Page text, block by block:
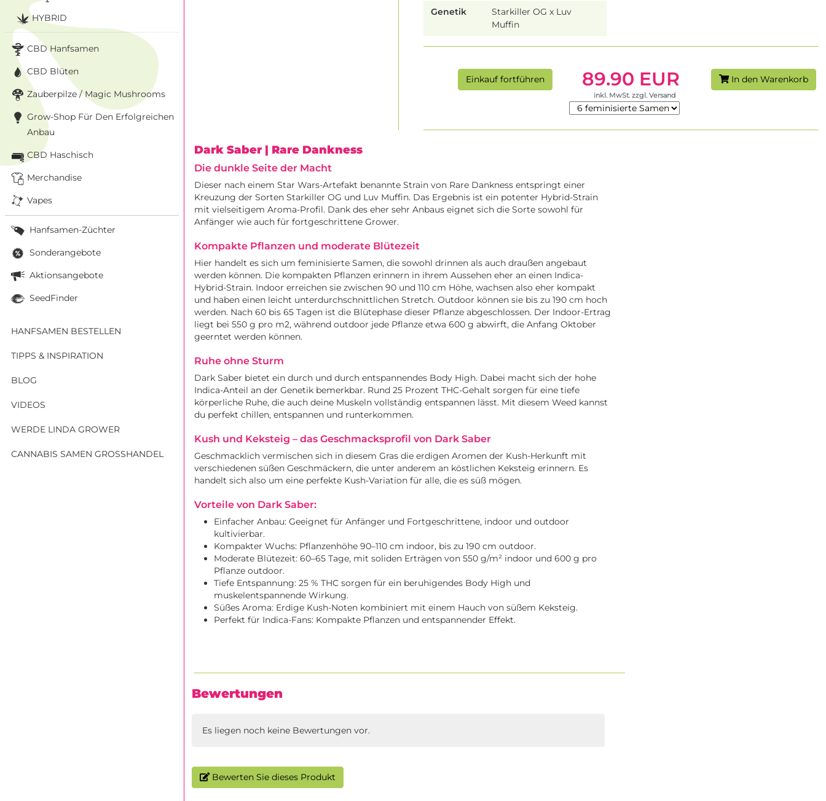
Genetik
Starkiller OG x Luv
Muffin
Einkauf fortführen 89.90 EUR
inkl. MwSt. zzgl. Versand
In den Warenkorb
Dark Saber | Rare Dankness
Die dunkle Seite der Macht
Dieser nach einem Star Wars-Artefakt benannte Strain von Rare Dankness entspringt einer
Kreuzung der Sorten Starkiller OG und Luv Muffin. Das Ergebnis ist ein potenter Hybrid-Strain
mit vielseitigem Aroma-Profil. Dank des eher sehr Anbaus eignet sich die Sorte sowohl für
Anfänger wie auch für fortgeschrittene Grower.
Kompakte Pflanzen und moderate Blütezeit
Hier handelt es sich um feminisierte Samen, die sowohl drinnen als auch draußen angebaut
werden können. Die kompakten Pflanzen erinnern in ihrem Aussehen eher an einen Indica-
Hybrid-Strain. Indoor erreichen sie zwischen 90 und 110 cm Höhe, wachsen also eher kompakt
und haben einen leicht unterdurchschnittlichen Stretch. Outdoor können sie bis zu 190 cm hoch
werden. Nach 60 bis 65 Tagen ist die Blütephase dieser Pflanze abgeschlossen. Der Indoor-Ertrag
liegt bei 550 g pro m2, während outdoor jede Pflanze etwa 600 g abwirft, die Anfang Oktober
geerntet werden können.
Ruhe ohne Sturm
Dark Saber bietet ein durch und durch entspannendes Body High. Dabei macht sich der hohe
Indica-Anteil an der Genetik bemerkbar. Rund 25 Prozent THC-Gehalt sorgen für eine tiefe
körperliche Ruhe, die auch deine Muskeln vollständig entspannen lässt. Mit diesem Weed kannst
du perfekt chillen, entspannen und runterkommen.
Kush und Keksteig – das Geschmacksprofil von Dark Saber
Geschmacklich vermischen sich in diesem Gras die erdigen Aromen der Kush-Herkunft mit
verschiedenen süßen Geschmäckern, die unter anderem an köstlichen Keksteig erinnern. Es
handelt sich also um eine perfekte Kush-Variation für alle, die es süß mögen.
Vorteile von Dark Saber:
Einfacher Anbau: Geeignet für Anfänger und Fortgeschrittene, indoor und outdoor
kultivierbar.
Kompakter Wuchs: Pflanzenhöhe 90–110 cm indoor, bis zu 190 cm outdoor.
Moderate Blütezeit: 60–65 Tage, mit soliden Erträgen von 550 g/m² indoor und 600 g pro
Pflanze outdoor.
Tiefe Entspannung: 25 % THC sorgen für ein beruhigendes Body High und
muskelentspannende Wirkung.
Süßes Aroma: Erdige Kush-Noten kombiniert mit einem Hauch von süßem Keksteig.
Perfekt für Indica-Fans: Kompakte Pflanzen und entspannender Effekt.
Bewertungen
Es liegen noch keine Bewertungen vor.
Bewerten Sie dieses Produkt
HYBRID
CBD Hanfsamen
CBD Blüten
Zauberpilze / Magic Mushrooms
Grow-Shop Für Den Erfolgreichen
Anbau
CBD Haschisch
Merchandise
Vapes
Hanfsamen-Züchter
Sonderangebote
Aktionsangebote
SeedFinder
HANFSAMEN BESTELLEN
TIPPS & INSPIRATION
BLOG
VIDEOS
WERDE LINDA GROWER
CANNABIS SAMEN GROSSHANDEL